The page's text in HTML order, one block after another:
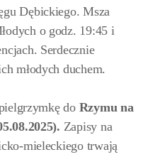
Dębickiego. Msza
o godz. 19:45 i
Serdecznie
młodych duchem.
do Rzymu na
Zapisy na
mieleckiego trwają